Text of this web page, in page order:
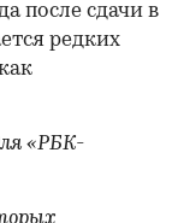
после сдачи в
редких
«РБК-